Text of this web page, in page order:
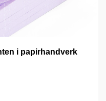
i papirhandverk